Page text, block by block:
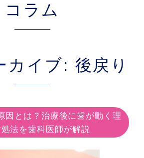
コラム
カイブ: 後戻り
因とは？治療後に歯が動く理
法を歯科医師が解説